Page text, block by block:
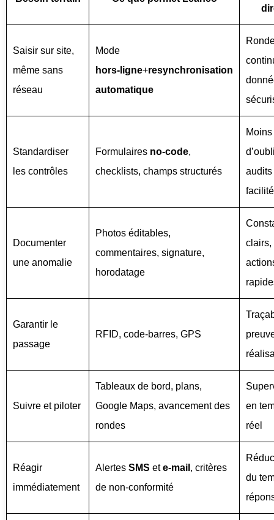
Saisir sur site,
même sans
réseau
Mode
hors‑ligne+resynchronisation
automatique
Standardiser
les contrôles
Formulaires no‑code,
checklists, champs structurés
Moins
audits
Documenter
une anomalie
Photos éditables,
commentaires, signature,
horodatage
clairs,
Garantir le
passage
RFID, code‑barres, GPS
Suivre et piloter
Tableaux de bord, plans,
Google Maps, avancement des
rondes
en
réel
Réagir
immédiatement
Alertes SMS ete‑mail , critères
de non‑conformité
du